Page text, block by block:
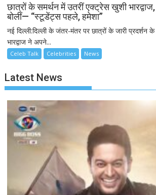
छात्रों के समर्थन में उतरीं एक्ट्रेस खुशी भारद्वाज,
बोलीं— “स्टूडेंट्स पहले, हमेशा”
नई दिल्ली:दिल्ली के जंतर-मंतर पर छात्रों के जारी प्रदर्शन
भारद्वाज ने अपने...
Celeb Talk Celebrities News
Latest News